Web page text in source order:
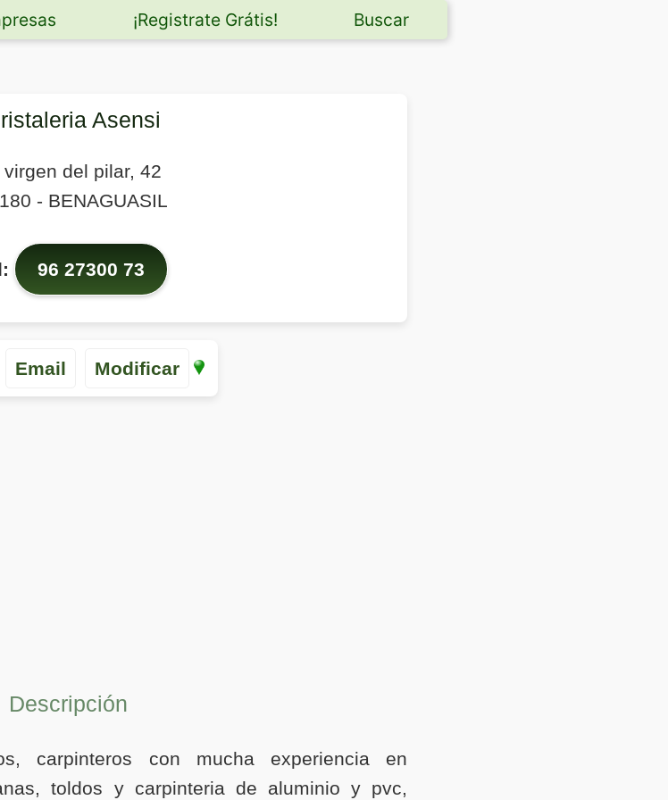
¡Registrate Grátis! Buscar
Asensi
virgen del pilar, 42
- BENAGUASIL
96 27300 73
Email Modificar
Descripción
carpinteros con mucha experiencia en
toldos y carpinteria de aluminio y pvc,